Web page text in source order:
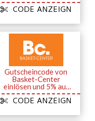
CODE ANZEIGN
Gutscheincode von
Basket-Center
einlösen und 5% auf
alle Under Armour
Artikel erhalten
CODE ANZEIGN